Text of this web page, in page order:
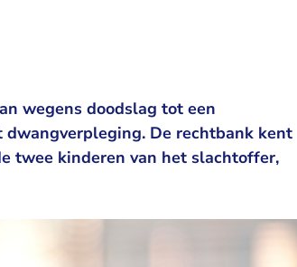
wegens doodslag tot een
De rechtbank kent
twee kinderen van het slachtoffer,